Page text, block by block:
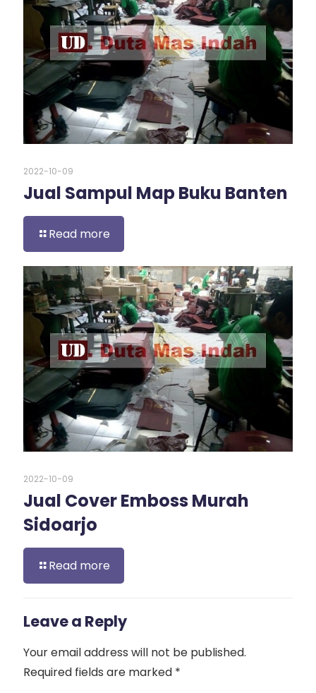
2022-10-09
Jual Sampul Map Buku Banten
Read more
2022-10-09
Jual Cover Emboss Murah
Sidoarjo
Read more
Leave a Reply
Your email address will not be published.
Required fields are marked *